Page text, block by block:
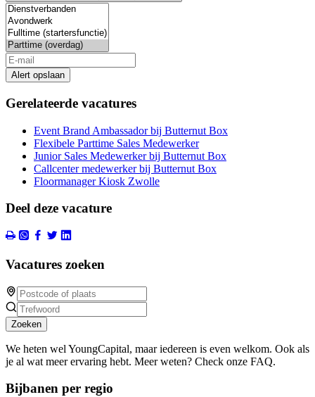
Alert opslaan
Gerelateerde vacatures
Event Brand Ambassador bij Butternut Box
Flexibele Parttime Sales Medewerker
Junior Sales Medewerker bij Butternut Box
Callcenter medewerker bij Butternut Box
Floormanager Kiosk Zwolle
Deel deze vacature
Vacatures zoeken
Zoeken
We heten wel YoungCapital, maar iedereen is even welkom. Ook als
je al wat meer ervaring hebt. Meer weten? Check onze FAQ.
Bijbanen per regio